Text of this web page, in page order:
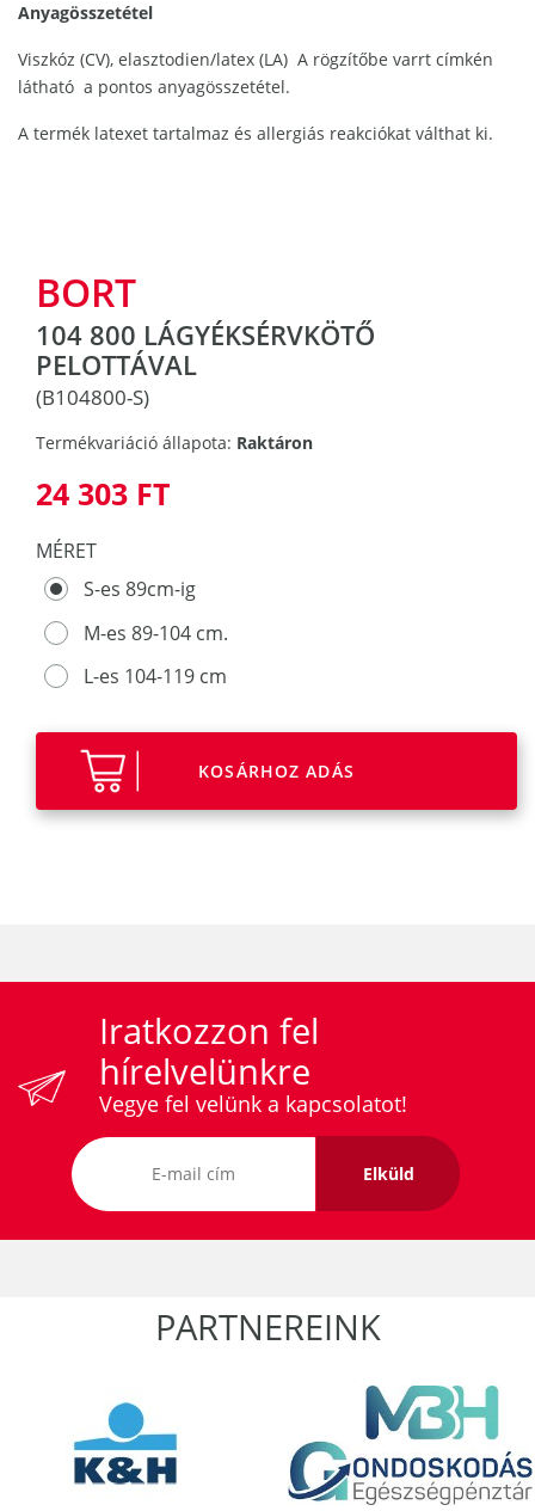
Anyagösszetétel
Viszkóz (CV), elasztodien/latex (LA) A rögzítőbe varrt címkén
látható a pontos anyagösszetétel.
A termék latexet tartalmaz és allergiás reakciókat válthat ki.
BORT
104 800 LÁGYÉKSÉRVKÖTŐ
PELOTTÁVAL
(B104800-S)
Termékvariáció állapota: Raktáron
24 303 FT
MÉRET
S-es 89cm-ig
M-es 89-104 cm.
L-es 104-119 cm
KOSÁRHOZ ADÁS
Iratkozzon fel
hírelvelünkre
Vegye fel velünk a kapcsolatot!
Elküld
PARTNEREINK